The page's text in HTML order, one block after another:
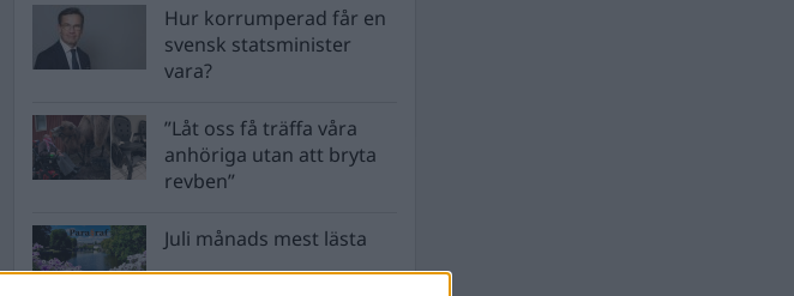
Hur korrumperad får en
svensk statsminister
vara?
”Låt oss få träffa våra
anhöriga utan att bryta
revben”
Juli månads mest lästa